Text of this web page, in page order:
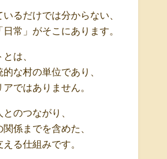
るだけでは分からない、
常」がそこにあります。
は、
な村の単位であり、
ではありません。
のつながり、
係までを含めた、
る仕組みです。